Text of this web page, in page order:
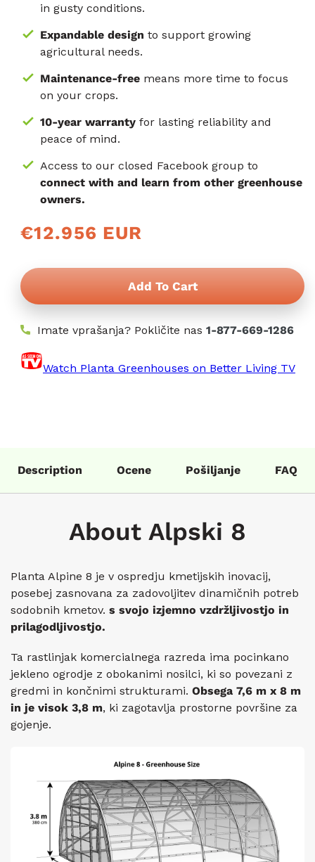
in gusty conditions.
Expandable design to support growing
agricultural needs.
Maintenance-free means more time to focus
on your crops.
10-year warranty for lasting reliability and
peace of mind.
Access to our closed Facebook group to
connect with and learn from other greenhouse
owners.
Redna
cena
€12.956 EUR
Add To Cart
Imate vprašanja? Pokličite nas 1-877-669-1286
Watch Planta Greenhouses on Better Living TV
Description Ocene Pošiljanje FAQ
About Alpski 8
Planta Alpine 8 je v ospredju kmetijskih inovacij,
posebej zasnovana za zadovoljitev dinamičnih potreb
sodobnih kmetov. s svojo izjemno vzdržljivostjo in
prilagodljivostjo.
Ta rastlinjak komercialnega razreda ima pocinkano
jekleno ogrodje z obokanimi nosilci, ki so povezani z
gredmi in končnimi strukturami. Obsega 7,6 m x 8 m
in je visok 3,8 m, ki zagotavlja prostorne površine za
gojenje.